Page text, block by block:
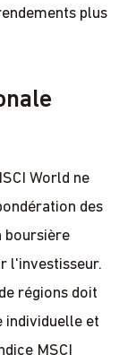
plus
World ne
des
boursière
l'investisseur.
régions doit
individuelle et
MSCI